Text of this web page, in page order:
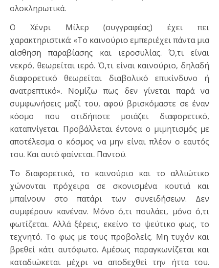
ολοκληρωτικά.
Ο Χένρι Μίλερ (συγγραφέας) έχει πει
χαρακτηριστικά: «Το καινούριο εμπεριέχει πάντα μια
αίσθηση παραβίασης και ιεροσυλίας. Ό,τι είναι
νεκρό, θεωρείται ιερό. Ό,τι είναι καινούριο, δηλαδή
διαφορετικό θεωρείται διαβολικό επικίνδυνο ή
ανατρεπτικό». Νομίζω πως δεν γίνεται παρά να
συμφωνήσεις μαζί του, αφού βρισκόμαστε σε έναν
κόσμο που οτιδήποτε μοιάζει διαφορετικό,
καταπνίγεται. Προβάλλεται έντονα ο μιμητισμός με
αποτέλεσμα ο κόσμος να μην είναι πλέον ο εαυτός
του. Και αυτό φαίνεται. Παντού.
Το διαφορετικό, το καινούριο και το αλλιώτικο
χώνονται πρόχειρα σε σκονισμένα κουτιά και
μπαίνουν στο πατάρι των συνειδήσεων. Δεν
συμφέρουν κανέναν. Μόνο ό,τι πουλάει, μόνο ό,τι
φωτίζεται. Αλλά ξέρεις, εκείνο το ψεύτικο φως, το
τεχνητό. Το φως με τους προβολείς. Μη τυχόν και
βρεθεί κάτι αυτόφωτο. Αμέσως παραγκωνίζεται και
καταδιώκεται μέχρι να αποδεχθεί την ήττα του.